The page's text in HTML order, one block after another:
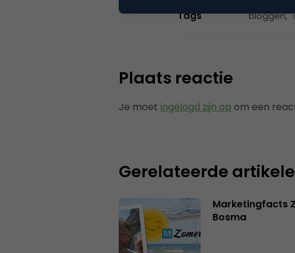
Tags bloggen,
Plaats reactie
Je moet ingelogd zijn op om een
Gerelateerde
Marketingfacts
Bosma